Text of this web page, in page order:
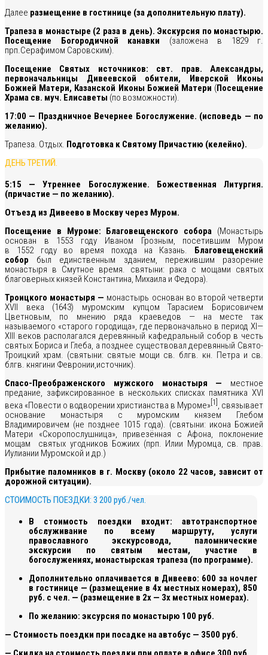
Далее размещение в гостинице (за дополнительную плату).
Трапеза в монастыре (2 раза в день). Экскурсия по монастырю.
Посещение Богородичной канавки (заложена в 1829 г.
прп.Серафимом Саровским).
Посещение Святых источников: свт. прав. Александры,
первоначальницы Дивеевской обители, Иверской Иконы
Божией Матери, Казанской Иконы Божией Матери (Посещение
Храма св. муч. Елисаветы (по возможности).
17:00 — Праздничное Вечернее Богослужение. (исповедь — по
желанию).
Трапеза. Отдых. Подготовка к Святому Причастию (келейно).
ДЕНЬ ТРЕТИЙ.
5:15 — Утреннее Богослужение. Божественная Литургия.
(причастие — по желанию).
Отъезд из Дивеево в Москву через Муром.
Посещение в Муроме: Благовещенского собора (Монастырь
основан в 1553 году Иваном Грозным, посетившим Муром
в 1552 году во время похода на Казань. Благовещенский
собор был единственным зданием, пережившим разорение
монастыря в Смутное время. святыни: рака с мощами святых
благоверных князей Константина, Михаила и Федора).
Троицкого монастыря — монастырь основан во второй четверти
XVII века (1643) муромским купцом Тарасием Борисовичем
Цветновым, по мнению ряда краеведов — на месте так
называемого «старого городища», где первоначально в период XI—
XIII веков располагался деревянный кафедральный собор в честь
святых Бориса и Глеба, а позднее существовал деревянный Свято-
Троицкий храм. (святыни: святые мощи св. блгв. кн. Петра и св.
блгв. княгини Февронии,источник).
Спасо-Преображенского мужского монастыря — местное
предание, зафиксированное в нескольких списках памятника XVI
века «Повести о водворении христианства в Муроме» [1] , связывает
основание монастыря с муромским князем Глебом
Владимировичем (не позднее 1015 года). (святыни: икона Божией
Матери «Скоропослушница», привезённая с Афона, поклонение
мощам святых угодников Божиих (прп. Илии Муромца, св. прав.
Иулиании Муромской и др.)
Прибытие паломников в г. Москву (около 22 часов, зависит от
дорожной ситуации).
СТОИМОСТЬ ПОЕЗДКИ: 3 200 руб./чел.
В стоимость поездки входит: автотранспортное
обслуживание по всему маршруту, услуги
православного экскурсовода, паломнические
экскурсии по святым местам, участие в
богослужениях, монастырская трапеза (по программе).
Дополнительно оплачивается в Дивеево: 600 за ночлег
в гостинице — (размещение в 4х местных номерах), 850
руб. с чел. — (размещение в 2х — 3х местных номерах).
По желанию: эксурсия по монастырю 100 руб.
— Стоимость поездки при посадке на автобус — 3500 руб.